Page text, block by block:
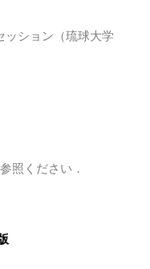
ション（琉球大学
照ください．